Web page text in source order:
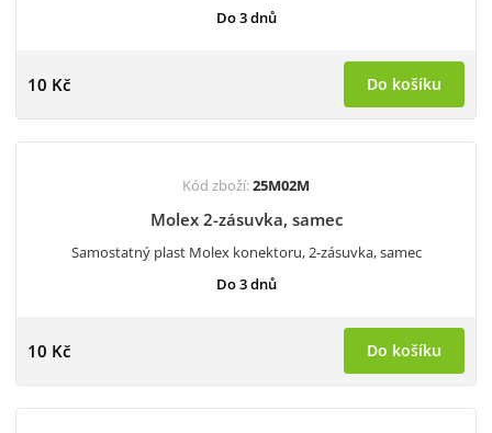
Do 3 dnů
10 Kč Do košíku
Kód zboží:25M02M
Molex 2-zásuvka, samec
Samostatný plast Molex konektoru, 2-zásuvka, samec
Do 3 dnů
10 Kč Do košíku